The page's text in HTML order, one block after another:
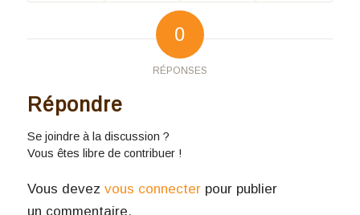
0
RÉPONSES
Répondre
Se joindre à la discussion ?
Vous êtes libre de contribuer !
Vous devez vous connecterpour publier
un commentaire.